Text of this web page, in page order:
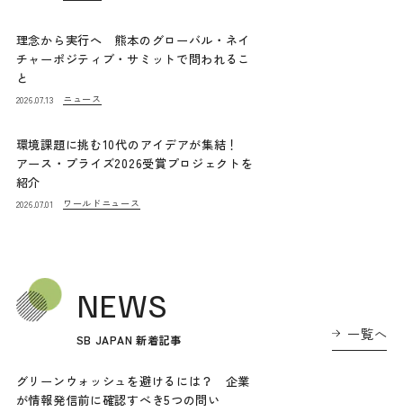
理念から実行へ 熊本のグローバル・ネイ
チャーポジティブ・サミットで問われるこ
と
2026.07.13 ニュース
環境課題に挑む10代のアイデアが集結！
アース・プライズ2026受賞プロジェクトを
紹介
2026.07.01 ワールドニュース
NEWS
SB JAPAN 新着記事 一覧へ
グリーンウォッシュを避けるには？ 企業
が情報発信前に確認すべき5つの問い